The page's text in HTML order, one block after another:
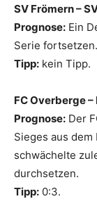
SV Frömern –
Prognose: Ein
Serie fortsetzen.
Tipp: kein Tipp.
FC Overberge –
Prognose: Der
Sieges aus
schwächelte
durchsetzen.
Tipp: 0:3.